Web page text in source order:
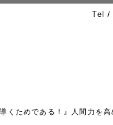
Tel /
くためである！』人間力を